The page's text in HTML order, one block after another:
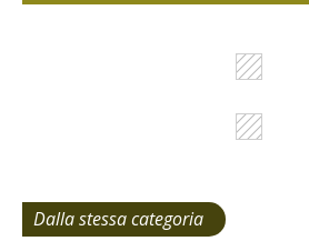
Dalla stessa categoria